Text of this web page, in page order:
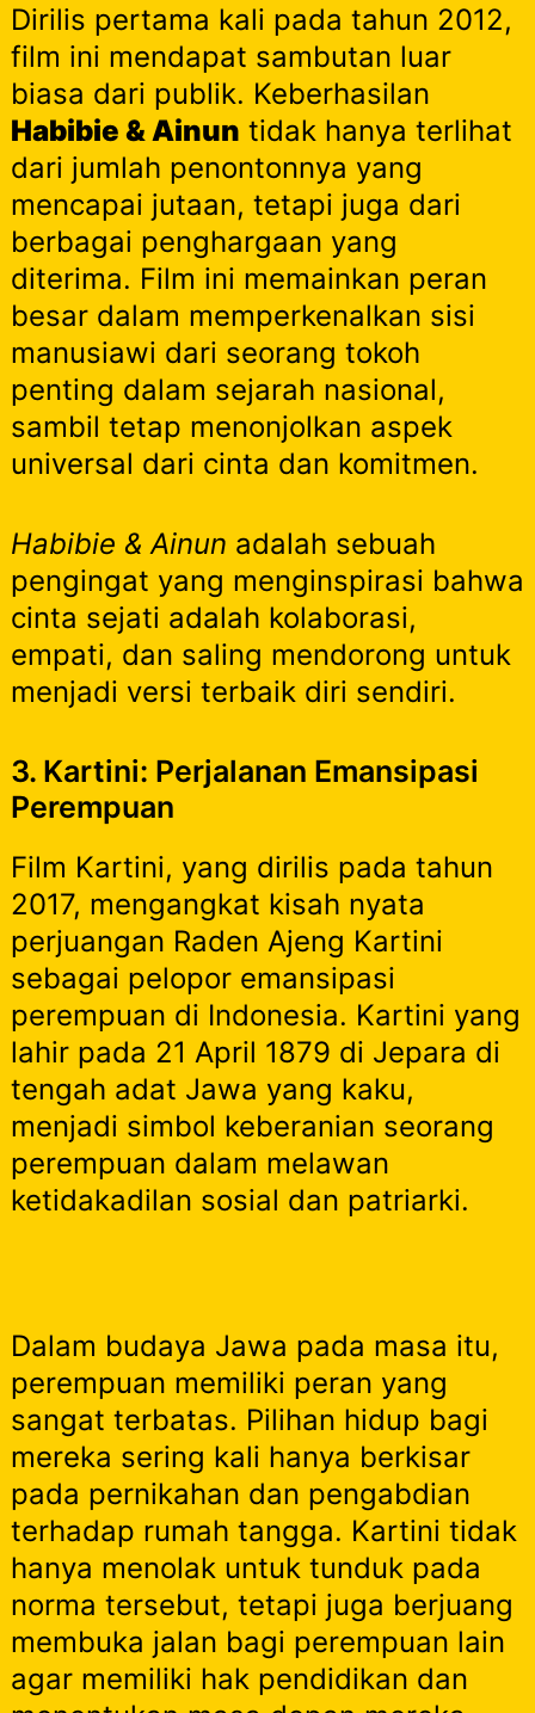
Dirilis pertama kali pada tahun 2012,
film ini mendapat sambutan luar
biasa dari publik. Keberhasilan
Habibie & Ainun tidak hanya terlihat
dari jumlah penontonnya yang
mencapai jutaan, tetapi juga dari
berbagai penghargaan yang
diterima. Film ini memainkan peran
besar dalam memperkenalkan sisi
manusiawi dari seorang tokoh
penting dalam sejarah nasional,
sambil tetap menonjolkan aspek
universal dari cinta dan komitmen.
Habibie & Ainun adalah sebuah
pengingat yang menginspirasi bahwa
cinta sejati adalah kolaborasi,
empati, dan saling mendorong untuk
menjadi versi terbaik diri sendiri.
3. Kartini: Perjalanan Emansipasi
Perempuan
Film Kartini, yang dirilis pada tahun
2017, mengangkat kisah nyata
perjuangan Raden Ajeng Kartini
sebagai pelopor emansipasi
perempuan di Indonesia. Kartini yang
lahir pada 21 April 1879 di Jepara di
tengah adat Jawa yang kaku,
menjadi simbol keberanian seorang
perempuan dalam melawan
ketidakadilan sosial dan patriarki.
Dalam budaya Jawa pada masa itu,
perempuan memiliki peran yang
sangat terbatas. Pilihan hidup bagi
mereka sering kali hanya berkisar
pada pernikahan dan pengabdian
terhadap rumah tangga. Kartini tidak
hanya menolak untuk tunduk pada
norma tersebut, tetapi juga berjuang
membuka jalan bagi perempuan lain
agar memiliki hak pendidikan dan